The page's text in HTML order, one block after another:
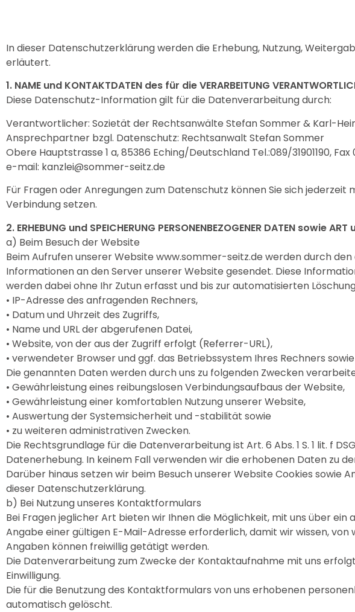
In dieser Datenschutzerklärung werden die Erhebung, Nutzung,
erläutert.
1. NAME und KONTAKTDATEN des für die VERARBEITUNG
Diese Datenschutz-Information gilt für die Datenverarbeitung durch:
Verantwortlicher: Sozietät der Rechtsanwälte Stefan Sommer & Karl-
Ansprechpartner bzgl. Datenschutz: Rechtsanwalt Stefan Sommer
Obere Hauptstrasse 1 a, 85386 Eching/Deutschland Tel.:089/31901190, Fax
e-mail: kanzlei@sommer-seitz.de
Für Fragen oder Anregungen zum Datenschutz können Sie sich
Verbindung setzen.
2. ERHEBUNG und SPEICHERUNG PERSONENBEZOGENER DATEN sowie
a) Beim Besuch der Website
Beim Aufrufen unserer Website www.sommer-seitz.de werden durch
Informationen an den Server unserer Website gesendet. Diese
werden dabei ohne Ihr Zutun erfasst und bis zur automatisierten
• IP-Adresse des anfragenden Rechners,
• Datum und Uhrzeit des Zugriffs,
• Name und URL der abgerufenen Datei,
• Website, von der aus der Zugriff erfolgt (Referrer-URL),
• verwendeter Browser und ggf. das Betriebssystem Ihres Rechners
Die genannten Daten werden durch uns zu folgenden Zwecken
• Gewährleistung eines reibungslosen Verbindungsaufbaus der Website,
• Gewährleistung einer komfortablen Nutzung unserer Website,
• Auswertung der Systemsicherheit und -stabilität sowie
• zu weiteren administrativen Zwecken.
Die Rechtsgrundlage für die Datenverarbeitung ist Art. 6 Abs. 1 S. 1 lit. f
Datenerhebung. In keinem Fall verwenden wir die erhobenen Daten zu
Darüber hinaus setzen wir beim Besuch unserer Website Cookies sowie
dieser Datenschutzerklärung.
b) Bei Nutzung unseres Kontaktformulars
Bei Fragen jeglicher Art bieten wir Ihnen die Möglichkeit, mit uns über
Angabe einer gültigen E-Mail-Adresse erforderlich, damit wir wissen,
Angaben können freiwillig getätigt werden.
Die Datenverarbeitung zum Zwecke der Kontaktaufnahme mit uns
Einwilligung.
Die für die Benutzung des Kontaktformulars von uns erhobenen
automatisch gelöscht.